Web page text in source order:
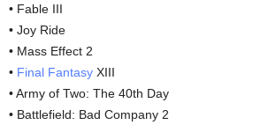
• Fable III
• Joy Ride
• Mass Effect 2
• Final Fantasy XIII
• Army of Two: The 40th Day
• Battlefield: Bad Company 2